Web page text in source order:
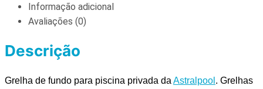
Informação adicional
Avaliações (0)
Descrição
Grelha de fundo para piscina privada da Astralpool . Grelhas